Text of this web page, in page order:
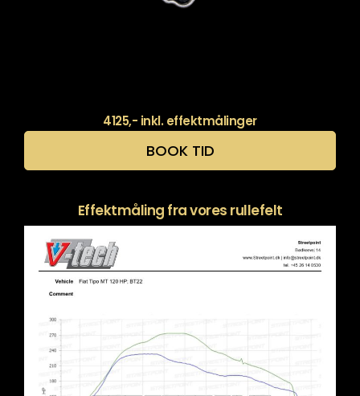
4125,- inkl. effektmålinger
BOOK TID
Effektmåling fra vores rullefelt